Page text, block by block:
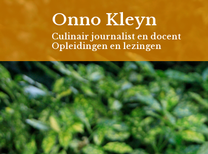
Skip
content
Onno Kleyn
Culinair journalist en docent
Opleidingen en lezingen